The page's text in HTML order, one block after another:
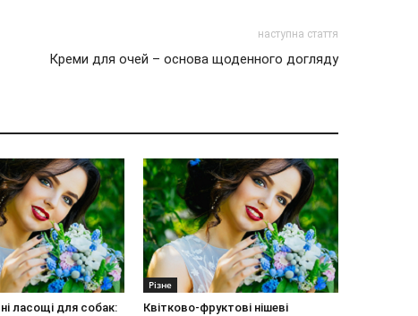
наступна стаття
Креми для очей – основа щоденного догляду
ласощі для собак:
Різне
Квітково-фруктові нішеві